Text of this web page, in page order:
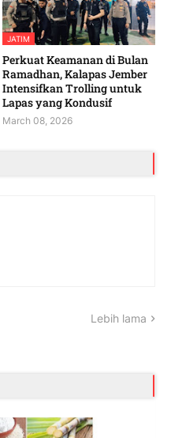
JATIM
Perkuat Keamanan di Bulan
Ramadhan, Kalapas Jember
Intensifkan Trolling untuk
Lapas yang Kondusif
March 08, 2026
Lebih lama